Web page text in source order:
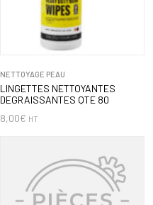
NETTOYAGE PEAU
LINGETTES NETTOYANTES
DEGRAISSANTES QTE 80
8,00€ HT